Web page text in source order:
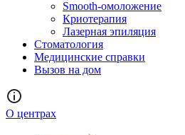
Smooth-омоложение
Криотерапия
Лазерная эпиляция
Стоматология
Медицинские справки
Вызов на дом
О центрах